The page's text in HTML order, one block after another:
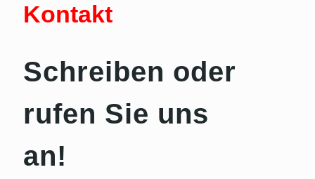
Kontakt
Schreiben oder
rufen Sie uns
an!